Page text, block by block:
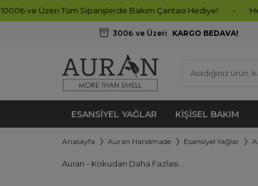
Tüm Siparişlerde Bakım Çantası Hediye! • Hemen Sipariş
300₺ ve Üzeri KARGO BEDAVA!
ESANSIYEL YAĞLAR KIŞISEL BAKIM
Anasayfa Auran Handmade Esansiyel Yağlar
Auran - Kokudan Daha Fazlası...